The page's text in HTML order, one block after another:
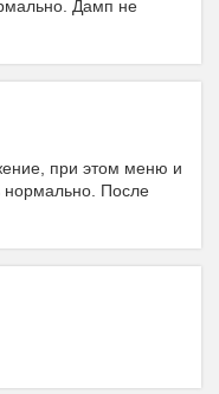
Дамп не
при этом меню и
нормально. После